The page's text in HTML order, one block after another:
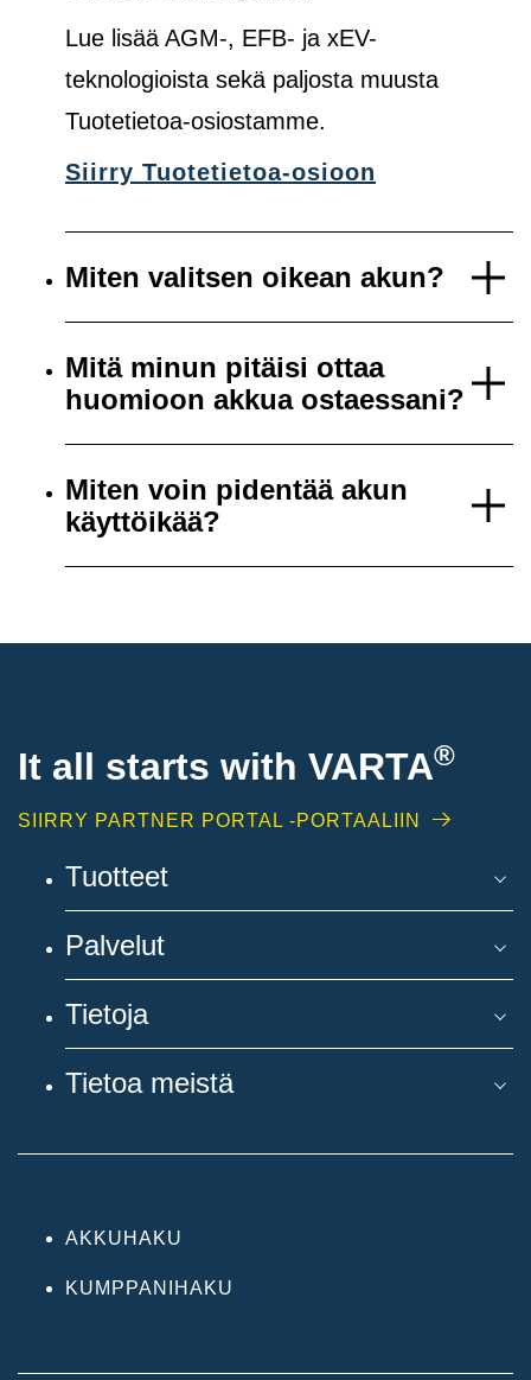
Lue lisää AGM-, EFB- ja xEV-
teknologioista sekä paljosta muusta
Tuotetietoa-osiostamme.
Siirry Tuotetietoa-osioon
Miten valitsen oikean akun?
Mitä minun pitäisi ottaa
huomioon akkua ostaessani?
Miten voin pidentää akun
käyttöikää?
It all starts with VARTA®
SIIRRY PARTNER PORTAL -PORTAALIIN
Tuotteet
Palvelut
Tietoja
Tietoa meistä
AKKUHAKU
KUMPPANIHAKU